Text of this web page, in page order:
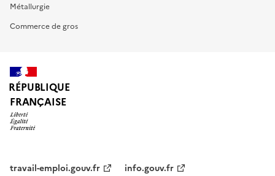
Métallurgie
Commerce de gros
RÉPUBLIQUE
FRANÇAISE
travail-emploi.gouv.fr
info.gouv.fr